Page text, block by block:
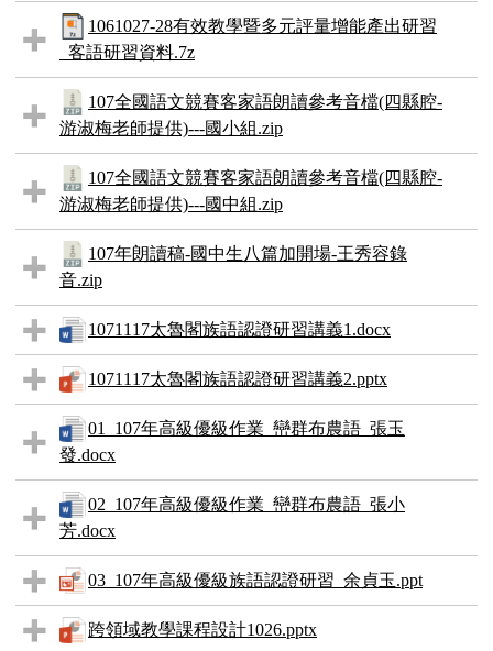
1061027-28有效教學暨多元評量增能產出研習
_客語研習資料.7z
107全國語文競賽客家語朗讀參考音檔(四縣腔-
游淑梅老師提供)---國小組.zip
107全國語文競賽客家語朗讀參考音檔(四縣腔-
游淑梅老師提供)---國中組.zip
107年朗讀稿-國中生八篇加開場-王秀容錄
音.zip
1071117太魯閣族語認證研習講義1.docx
1071117太魯閣族語認證研習講義2.pptx
01_107年高級優級作業_巒群布農語_張玉
發.docx
02_107年高級優級作業_巒群布農語_張小
芳.docx
03_107年高級優級族語認證研習_余貞玉.ppt
跨領域教學課程設計1026.pptx